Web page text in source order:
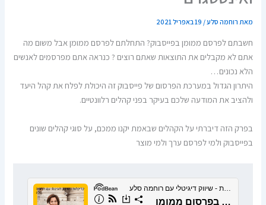
מאת רוחמה סלע/ 19 באפריל 2021
חשבתם לפרסם ממומן בפייסבוק? התחלתם לפרסם ממומן אבל משום מה
אתם לא מקבלים את התוצאות שאתם רוצים ? כנראה אתם מפרסמים לאנשים
הלא נכונים…
היתרון הגדול במערכת הפרסום של פייסבוק זה היכולת לפלח את קהל היעד
ולהציב את המודעה שלכם בעיקר בפני קהלים רלוונטיים.
בפרק הזה דיברתי על הקהלים שבאמת יקנו ממכם, על סוגי קהלים שונים
בפייסבוק ולמי לפרסם ערך ולמי מוצר